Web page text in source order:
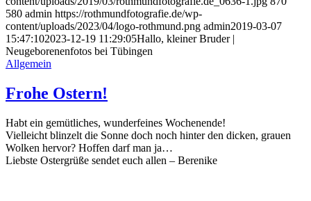
580 admin https://rothmundfotografie.de/wp-
content/uploads/2023/04/logo-rothmund.png admin2019-03-07
15:47:102023-12-19 11:29:05Hallo, kleiner Bruder |
Neugeborenenfotos bei Tübingen
Allgemein
Frohe Ostern!
Habt ein gemütliches, wunderfeines Wochenende!
Vielleicht blinzelt die Sonne doch noch hinter den dicken, grauen
Wolken hervor? Hoffen darf man ja…
Liebste Ostergrüße sendet euch allen – Berenike